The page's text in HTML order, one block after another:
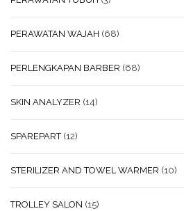
PERAWATAN WAJAH (68)
PERLENGKAPAN BARBER (68)
SKIN ANALYZER (14)
SPAREPART (12)
STERILIZER AND TOWEL WARMER (10)
TROLLEY SALON (15)